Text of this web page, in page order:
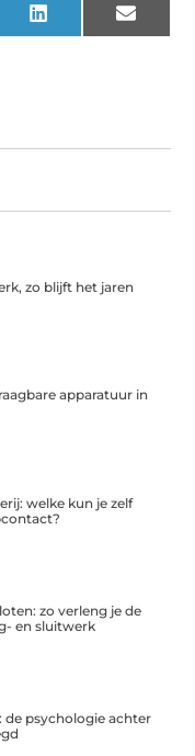
LinkedIn Email
zo blijft het jaren
apparatuur in
welke kun je zelf
zo verleng je de
en sluitwerk
de psychologie achter